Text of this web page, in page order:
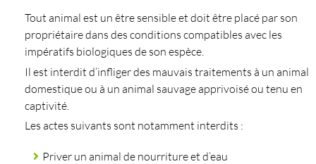
Tout animal est un être sensible et doit être placé par son
propriétaire dans des conditions compatibles avec les
impératifs biologiques de son espèce.
Il est interdit d’infliger des mauvais traitements à un animal
domestique ou à un animal sauvage apprivoisé ou tenu en
captivité.
Les actes suivants sont notamment interdits :
Priver un animal de nourriture et d’eau